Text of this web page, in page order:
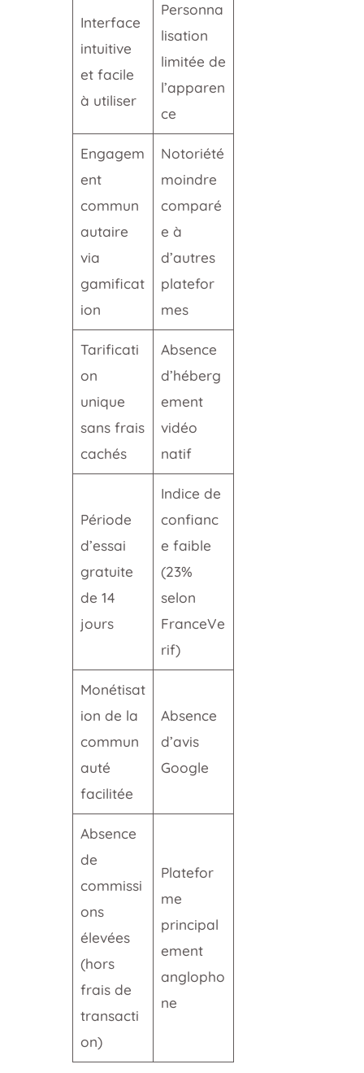
Interface
intuitive
et facile
à utiliser
Personna
lisation
limitée de
l’apparen
ce
Engagem
ent
commun
autaire
via
gamificat
ion
Notoriété
moindre
comparé
e à
d’autres
platefor
mes
Tarificati
on
unique
sans frais
cachés
Absence
d’héberg
ement
vidéo
natif
Période
d’essai
gratuite
de 14
jours
Indice de
confianc
e faible
(23%
selon
FranceVe
rif)
Monétisat
ion de la
commun
auté
facilitée
Absence
d’avis
Google
Absence
de
commissi
ons
élevées
(hors
frais de
transacti
on)
Platefor
me
principal
ement
anglopho
ne